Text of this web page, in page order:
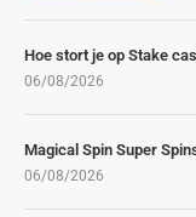
Hoe stort je op Stake
06/08/2026
Magical Spin Super
06/08/2026